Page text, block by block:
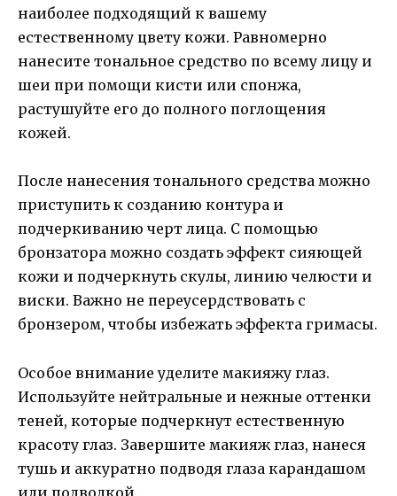
наиболее подходящий к вашему
естественному цвету кожи. Равномерно
нанесите тональное средство по всему лицу и
шеи при помощи кисти или спонжа,
растушуйте его до полного поглощения
кожей.
После нанесения тонального средства можно
приступить к созданию контура и
подчеркиванию черт лица. С помощью
бронзатора можно создать эффект сияющей
кожи и подчеркнуть скулы, линию челюсти и
виски. Важно не переусердствовать с
бронзером, чтобы избежать эффекта гримасы.
Особое внимание уделите макияжу глаз.
Используйте нейтральные и нежные оттенки
теней, которые подчеркнут естественную
красоту глаз. Завершите макияж глаз, нанеся
тушь и аккуратно подводя глаза карандашом
или подводкой.